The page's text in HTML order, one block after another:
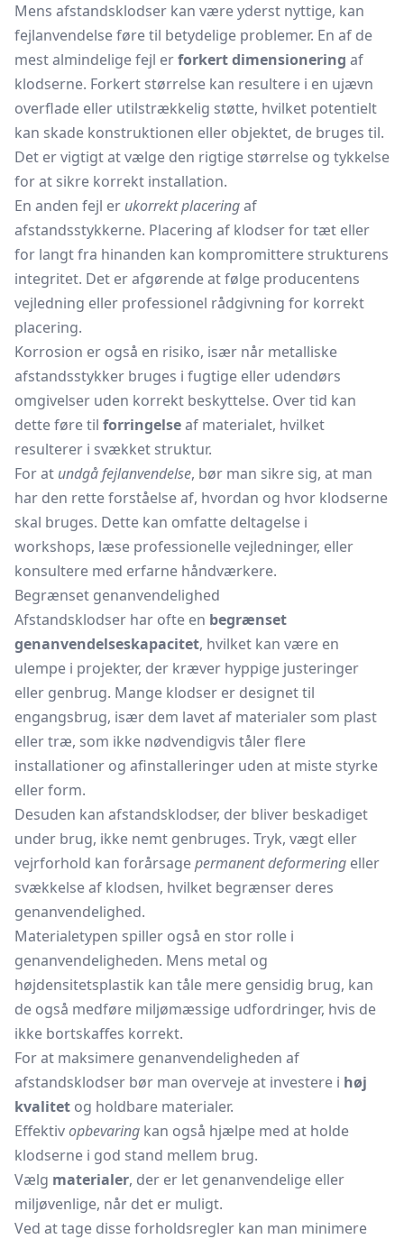
Mens afstandsklodser kan være yderst nyttige, kan
fejlanvendelse føre til betydelige problemer. En af de
mest almindelige fejl erforkert dimensionering af
klodserne. Forkert størrelse kan resultere i en ujævn
overflade eller utilstrækkelig støtte, hvilket potentielt
kan skade konstruktionen eller objektet, de bruges til.
Det er vigtigt at vælge den rigtige størrelse og tykkelse
for at sikre korrekt installation.
En anden fejl er ukorrekt placeringaf
afstandsstykkerne. Placering af klodser for tæt eller
for langt fra hinanden kan kompromittere strukturens
integritet. Det er afgørende at følge producentens
vejledning eller professionel rådgivning for korrekt
placering.
Korrosion er også en risiko, især når metalliske
afstandsstykker bruges i fugtige eller udendørs
omgivelser uden korrekt beskyttelse. Over tid kan
dette føre til forringelseaf materialet, hvilket
resulterer i svækket struktur.
For at undgå fejlanvendelse, bør man sikre sig, at man
har den rette forståelse af, hvordan og hvor klodserne
skal bruges. Dette kan omfatte deltagelse i
workshops, læse professionelle vejledninger, eller
konsultere med erfarne håndværkere.
Begrænset genanvendelighed
Afstandsklodser har ofte en begrænset
genanvendelseskapacitet, hvilket kan være en
ulempe i projekter, der kræver hyppige justeringer
eller genbrug. Mange klodser er designet til
engangsbrug, især dem lavet af materialer som plast
eller træ, som ikke nødvendigvis tåler flere
installationer og afinstalleringer uden at miste styrke
eller form.
Desuden kan afstandsklodser, der bliver beskadiget
under brug, ikke nemt genbruges. Tryk, vægt eller
vejrforhold kan forårsagepermanent deformering eller
svækkelse af klodsen, hvilket begrænser deres
genanvendelighed.
Materialetypen spiller også en stor rolle i
genanvendeligheden. Mens metal og
højdensitetsplastik kan tåle mere gensidig brug, kan
de også medføre miljømæssige udfordringer, hvis de
ikke bortskaffes korrekt.
For at maksimere genanvendeligheden af
afstandsklodser bør man overveje at investere i høj
kvalitet og holdbare materialer.
Effektivopbevaring kan også hjælpe med at holde
klodserne i god stand mellem brug.
Vælg materialer, der er let genanvendelige eller
miljøvenlige, når det er muligt.
Ved at tage disse forholdsregler kan man minimere